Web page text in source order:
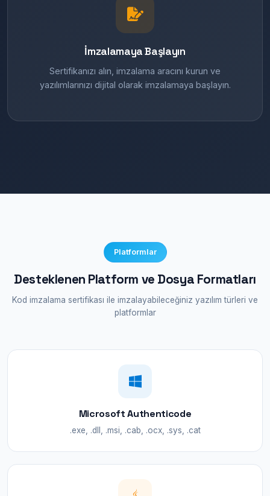
İmzalamaya Başlayın
Sertifikanızı alın, imzalama aracını kurun ve
yazılımlarınızı dijital olarak imzalamaya başlayın.
Platformlar
Desteklenen Platform ve Dosya Formatları
Kod imzalama sertifikası ile imzalayabileceğiniz yazılım türleri ve
platformlar
Microsoft Authenticode
.exe, .dll, .msi, .cab, .ocx, .sys, .cat